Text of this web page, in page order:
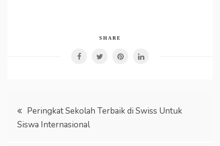
SHARE
Post
navigation
Peringkat Sekolah Terbaik di Swiss Untuk
Siswa Internasional